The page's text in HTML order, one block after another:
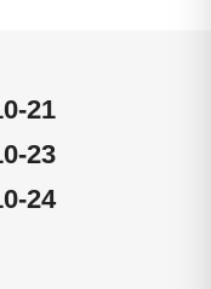
21
23
24